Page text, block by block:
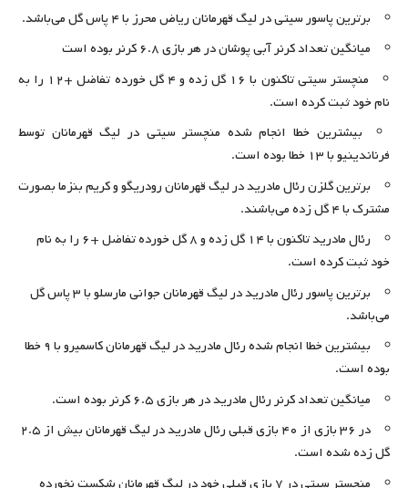
برترین پاسور سیتی در لیگ قهرمانان ریاض محرز با ۴ پاس گل می‌باشد.
میانگین تعداد کرنر آبی پوشان در هر بازی ۶.۸ کرنر بوده است
منچستر سیتی تاکنون با ۱۶ گل زده و ۴ گل خورده تفاضل +۱۲ را به
نام خود ثبت کرده است.
بیشترین خطا انجام شده منچستر سیتی در لیگ قهرمانان توسط
فرناندینیو با ۱۳ خطا بوده است.
برترین گلزن رئال مادرید در لیگ قهرمانان رودریگو و کریم بنزما بصورت
مشترک با ۴ گل زده می‌باشند.
رئال مادرید تاکنون با ۱۴ گل زده و ۸ گل خورده تفاضل +۶ را به نام
خود ثبت کرده است.
برترین پاسور رئال مادرید در لیگ قهرمانان جوانی مارسلو با ۳ پاس گل
می‌باشد.
بیشترین خطا انجام شده رئال مادرید در لیگ قهرمانان کاسمیرو با ۹ خطا
بوده است.
میانگین تعداد کرنر رئال مادرید در هر بازی ۶.۵ کرنر بوده است.
در ۳۶ بازی از ۴۰ بازی قبلی رئال مادرید در لیگ قهرمانان بیش از ۲.۵
گل زده شده است.